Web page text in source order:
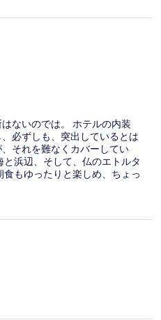
ないのでは。 ホテルの内装
必ずしも、突出しているとは
それを難なくカバーしてい
浜辺、そして、仏のエトルタ
もゆったりと楽しめ、ちょっ
。